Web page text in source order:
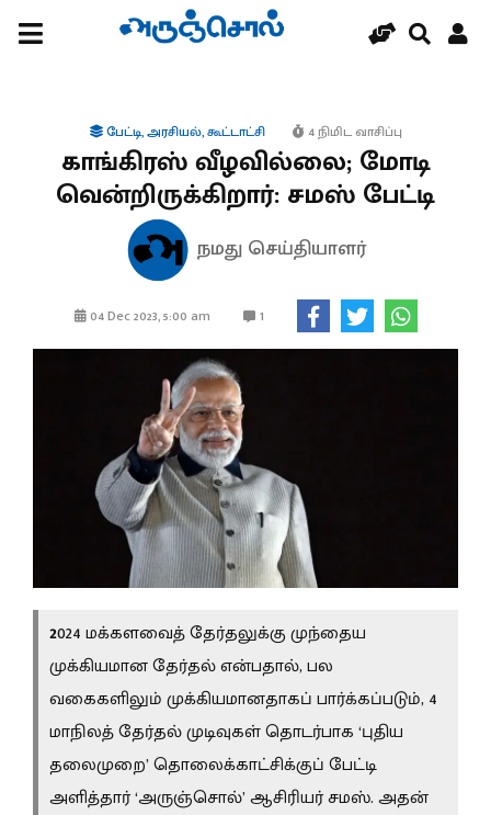
பேட்டி,அரசியல்,கூட்டாட்சி 4 நிமிட வாசிப்பு
காங்கிரஸ் வீழவில்லை; மோடி
வென்றிருக்கிறார்: சமஸ் பேட்டி
நமது செய்தியாளர்
04 Dec 2023, 5:00 am 1
2024 மக்களவைத் தேர்தலுக்கு முந்தைய
முக்கியமான தேர்தல் என்பதால், பல
வகைகளிலும் முக்கியமானதாகப் பார்க்கப்படும், 4
மாநிலத் தேர்தல் முடிவுகள் தொடர்பாக ‘புதிய
தலைமுறை’ தொலைக்காட்சிக்குப் பேட்டி
அளித்தார் ‘அருஞ்சொல்’ ஆசிரியர் சமஸ். அதன்